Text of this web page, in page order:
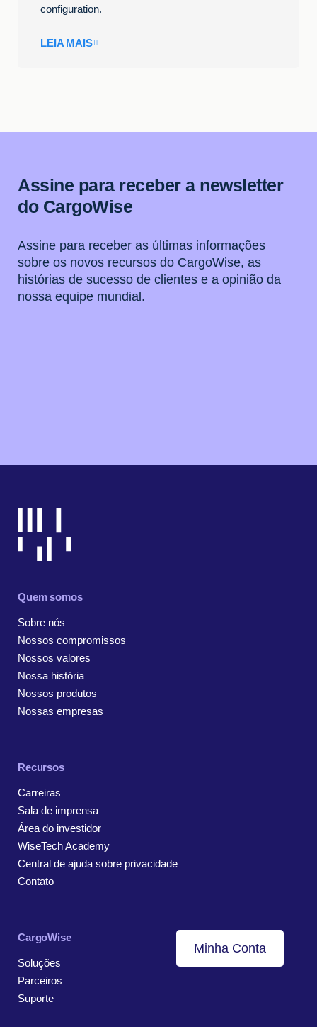
configuration.
LEIA MAIS
Assine para receber a newsletter
do CargoWise
Assine para receber as últimas informações
sobre os novos recursos do CargoWise, as
histórias de sucesso de clientes e a opinião da
nossa equipe mundial.
Quem somos
Sobre nós
Nossos compromissos
Nossos valores
Nossa história
Nossos produtos
Nossas empresas
Recursos
Carreiras
Sala de imprensa
Área do investidor
WiseTech Academy
Central de ajuda sobre privacidade
Contato
CargoWise
Soluções
Parceiros
Suporte
Minha Conta